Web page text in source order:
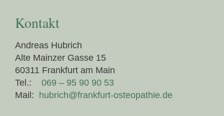
Kontakt
Andreas Hubrich
Alte Mainzer Gasse 15
60311 Frankfurt am Main
Tel.: 069 – 95 90 90 53
Mail:
hubrich@frankfurt-osteopathie.de